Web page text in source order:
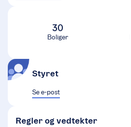
30
Boliger
Styret
Se e-post
Regler og vedtekter